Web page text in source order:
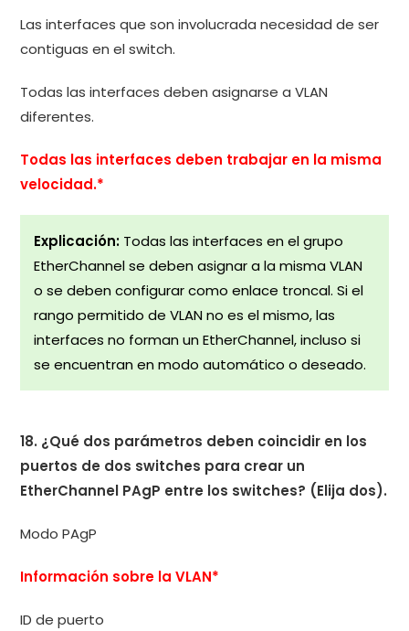
Las interfaces que son involucrada necesidad de ser
contiguas en el switch.
Todas las interfaces deben asignarse a VLAN
diferentes.
Todas las interfaces deben trabajar en la misma
velocidad.*
Explicación: Todas las interfaces en el grupo
EtherChannel se deben asignar a la misma VLAN
o se deben configurar como enlace troncal. Si el
rango permitido de VLAN no es el mismo, las
interfaces no forman un EtherChannel, incluso si
se encuentran en modo automático o deseado.
18. ¿Qué dos parámetros deben coincidir en los
puertos de dos switches para crear un
EtherChannel PAgP entre los switches? (Elija dos).
Modo PAgP
Información sobre la VLAN*
ID de puerto